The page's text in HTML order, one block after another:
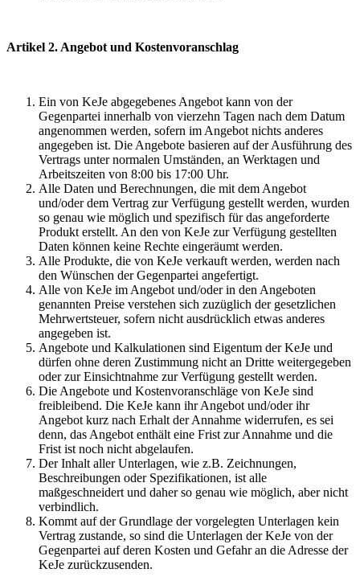
Artikel 2. Angebot und Kostenvoranschlag
Ein von KeJe abgegebenes Angebot kann von der
Gegenpartei innerhalb von vierzehn Tagen nach dem Datum
angenommen werden, sofern im Angebot nichts anderes
angegeben ist. Die Angebote basieren auf der Ausführung des
Vertrags unter normalen Umständen, an Werktagen und
Arbeitszeiten von 8:00 bis 17:00 Uhr.
Alle Daten und Berechnungen, die mit dem Angebot
und/oder dem Vertrag zur Verfügung gestellt werden, wurden
so genau wie möglich und spezifisch für das angeforderte
Produkt erstellt. An den von KeJe zur Verfügung gestellten
Daten können keine Rechte eingeräumt werden.
Alle Produkte, die von KeJe verkauft werden, werden nach
den Wünschen der Gegenpartei angefertigt.
Alle von KeJe im Angebot und/oder in den Angeboten
genannten Preise verstehen sich zuzüglich der gesetzlichen
Mehrwertsteuer, sofern nicht ausdrücklich etwas anderes
angegeben ist.
Angebote und Kalkulationen sind Eigentum der KeJe und
dürfen ohne deren Zustimmung nicht an Dritte weitergegeben
oder zur Einsichtnahme zur Verfügung gestellt werden.
Die Angebote und Kostenvoranschläge von KeJe sind
freibleibend. Die KeJe kann ihr Angebot und/oder ihr
Angebot kurz nach Erhalt der Annahme widerrufen, es sei
denn, das Angebot enthält eine Frist zur Annahme und die
Frist ist noch nicht abgelaufen.
Der Inhalt aller Unterlagen, wie z.B. Zeichnungen,
Beschreibungen oder Spezifikationen, ist alle
maßgeschneidert und daher so genau wie möglich, aber nicht
verbindlich.
Kommt auf der Grundlage der vorgelegten Unterlagen kein
Vertrag zustande, so sind die Unterlagen der KeJe von der
Gegenpartei auf deren Kosten und Gefahr an die Adresse der
KeJe zurückzusenden.